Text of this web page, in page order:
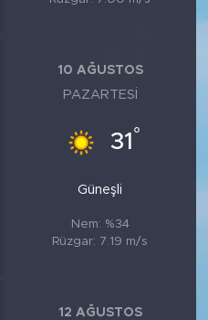
10 AĞUSTOS
PAZARTESI
31 °
Güneşli
Nem: %34
Rüzgar: 7.19 m/s
12 AĞUSTOS